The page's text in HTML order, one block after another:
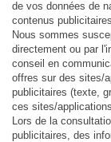
de vos données de
contenus
Nous sommes
directement ou par
conseil en
offres sur des sites/
publicitaires (texte,
ces sites/applications.
Lors de la
publicitaires, des